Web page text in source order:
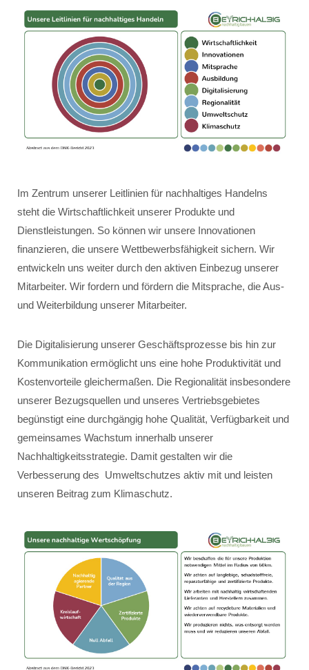
Im Zentrum unserer Leitlinien für nachhaltiges Handelns
steht die Wirtschaftlichkeit unserer Produkte und
Dienstleistungen. So können wir unsere Innovationen
finanzieren, die unsere Wettbewerbsfähigkeit sichern. Wir
entwickeln uns weiter durch den aktiven Einbezug unserer
Mitarbeiter. Wir fordern und fördern die Mitsprache, die Aus-
und Weiterbildung unserer Mitarbeiter.
Die Digitalisierung unserer Geschäftsprozesse bis hin zur
Kommunikation ermöglicht uns eine hohe Produktivität und
Kostenvorteile gleichermaßen. Die Regionalität insbesondere
unserer Bezugsquellen und unseres Vertriebsgebietes
begünstigt eine durchgängig hohe Qualität, Verfügbarkeit und
gemeinsames Wachstum innerhalb unserer
Nachhaltigkeitsstrategie. Damit gestalten wir die
Verbesserung des Umweltschutzes aktiv mit und leisten
unseren Beitrag zum Klimaschutz.